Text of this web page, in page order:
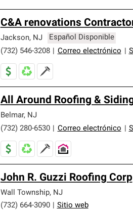
C&A renovations
Jackson, NJ
Español Disponible
(732) 546-3208
Correo electrónico
All Around Roofing &
Belmar, NJ
(732) 280-6530
Correo electrónico
John R. Guzzi Roofing Corp
Wall Township, NJ
(732) 664-3090
Sitio web